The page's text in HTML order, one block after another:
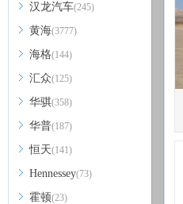
汉龙汽车(245)
黄海(3777)
海格(144)
汇众(125)
华骐(358)
华普(187)
恒天(141)
Hennessey(73)
霍顿(23)